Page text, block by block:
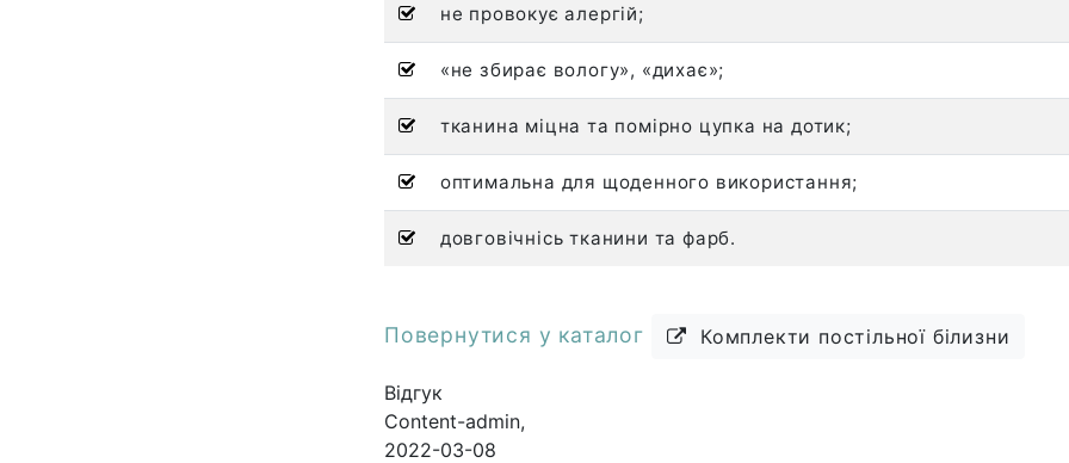
не провокує алергій;
«не збирає вологу», «дихає»;
тканина міцна та помірно цупка на дотик;
оптимальна для щоденного використання;
довговічнісь тканини та фарб.
Повернутися у каталог Комплекти постільної білизни
Відгук
Content-admin,
2022-03-08